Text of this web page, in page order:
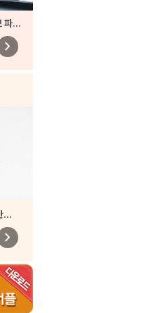
(Joo A cosplay) 킹 오브 파이터즈
chevron_right
...
chevron_right